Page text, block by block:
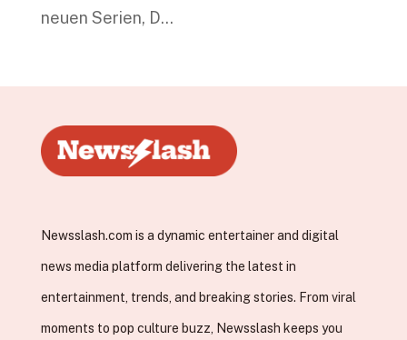
neuen Serien, D…
Newsslash.com is a dynamic entertainer and digital
news media platform delivering the latest in
entertainment, trends, and breaking stories. From viral
moments to pop culture buzz, Newsslash keeps you